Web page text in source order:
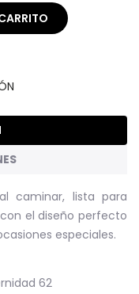
caminar, lista para
el diseño perfecto
especiales.
62